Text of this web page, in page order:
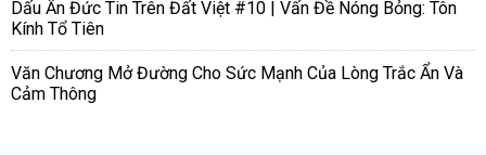
Dấu Ấn Đức Tin Trên Đất Việt #10 | Vấn Đề Nóng Bỏng: Tôn
Kính Tổ Tiên
Văn Chương Mở Đường Cho Sức Mạnh Của Lòng Trắc Ẩn Và
Cảm Thông